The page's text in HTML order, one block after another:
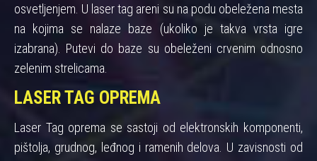
osvetljenjem. U laser tag areni su na podu obeležena mesta
na kojima se nalaze baze (ukoliko je takva vrsta igre
izabrana). Putevi do baze su obeleženi crvenim odnosno
zelenim strelicama.
LASER TAG OPREMA
Laser Tag oprema se sastoji od elektronskih komponenti,
pištolja, grudnog, leđnog i ramenih delova. U zavisnosti od